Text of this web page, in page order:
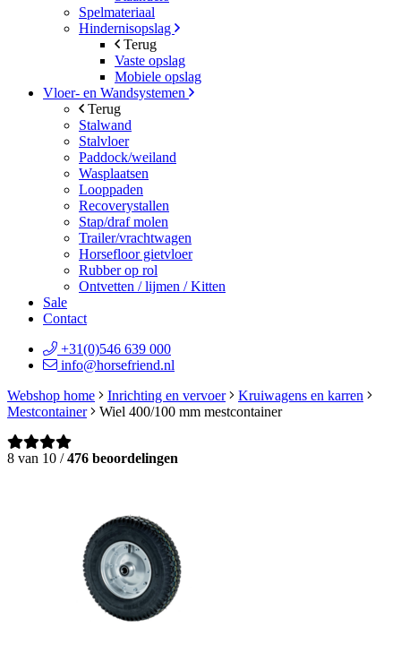
Spelmateriaal
Hindernisopslag
Terug
Vaste opslag
Mobiele opslag
Vloer- en Wandsystemen
Terug
Stalwand
Stalvloer
Paddock/weiland
Wasplaatsen
Looppaden
Recoverystallen
Stap/draf molen
Trailer/vrachtwagen
Horsefloor gietvloer
Rubber op rol
Ontvetten / lijmen / Kitten
Sale
Contact
+31(0)546 639 000
info@horsefriend.nl
Webshop home
Inrichting en vervoer
Kruiwagens en karren
Mestcontainer
Wiel 400/100 mm mestcontainer
8 van 10 /476 beoordelingen